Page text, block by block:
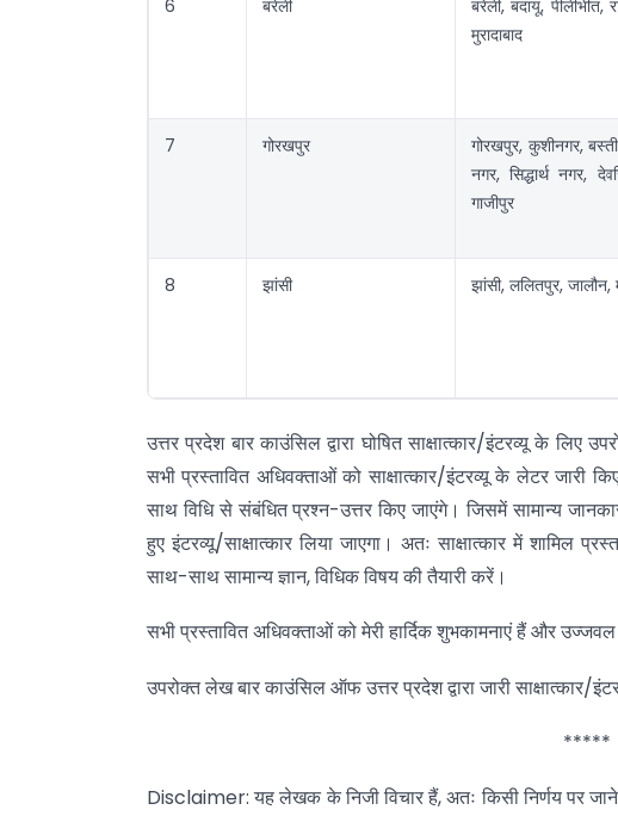
6 बरेली
बरेली, बदायूं,
मुरादाबाद
7 गोरखपुर
गोरखपुर, कुशीनगर,
नगर, सिद्धार्थ नगर,
गाजीपुर
8 झांसी झांसी, ललितपुर, जालौन,
उत्तर प्रदेश बार काउंसिल द्वारा घोषित साक्षात्कार/इंटरव्यू के लिए
सभी प्रस्तावित अधिवक्ताओं को साक्षात्कार/इंटरव्यू के लेटर जारी
साथ विधि से संबंधित प्रश्न-उत्तर किए जाएंगे। जिसमें सामान्य
हुए इंटरव्यू/साक्षात्कार लिया जाएगा। अतः साक्षात्कार में शामिल
साथ-साथ सामान्य ज्ञान, विधिक विषय की तैयारी करें।
सभी प्रस्तावित अधिवक्ताओं को मेरी हार्दिक शुभकामनाएं हैं और
उपरोक्त लेख बार काउंसिल ऑफ उत्तर प्रदेश द्वारा जारी साक्षात्कार/
*****
Disclaimer: यह लेखक के निजी विचार हैं, अतः किसी निर्णय पर